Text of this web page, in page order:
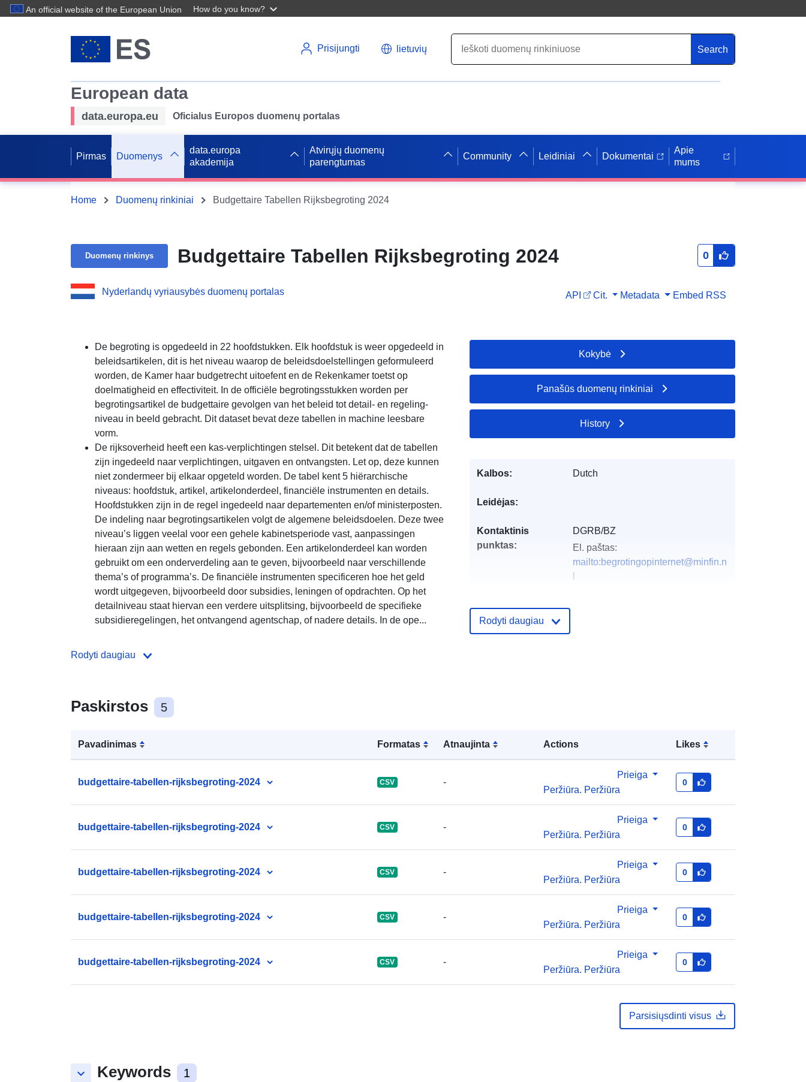
An official website of the European Union How do you know?
Prisijungti lietuvių Search
European data
data.europa.eu Oficialus Europos duomenų portalas
Pirmas Duomenys
data.europa
akademija
Atvirųjų duomenų
parengtumas
Community Leidiniai Dokumentai
Apie
mums
Home Duomenų rinkiniai Budgettaire Tabellen Rijksbegroting 2024
Duomenų rinkinys Budgettaire Tabellen Rijksbegroting 2024 0
Nyderlandų vyriausybės duomenų portalas API Cit. Metadata Embed RSS
De begroting is opgedeeld in 22 hoofdstukken. Elk hoofdstuk is weer opgedeeld in
beleidsartikelen, dit is het niveau waarop de beleidsdoelstellingen geformuleerd
worden, de Kamer haar budgetrecht uitoefent en de Rekenkamer toetst op
doelmatigheid en effectiviteit. In de officiële begrotingsstukken worden per
begrotingsartikel de budgettaire gevolgen van het beleid tot detail- en regeling-
niveau in beeld gebracht. Dit dataset bevat deze tabellen in machine leesbare
vorm.
De rijksoverheid heeft een kas-verplichtingen stelsel. Dit betekent dat de tabellen
zijn ingedeeld naar verplichtingen, uitgaven en ontvangsten. Let op, deze kunnen
niet zondermeer bij elkaar opgeteld worden. De tabel kent 5 hiërarchische
niveaus: hoofdstuk, artikel, artikelonderdeel, financiële instrumenten en details.
Hoofdstukken zijn in de regel ingedeeld naar departementen en/of ministerposten.
De indeling naar begrotingsartikelen volgt de algemene beleidsdoelen. Deze twee
niveau’s liggen veelal voor een gehele kabinetsperiode vast, aanpassingen
hieraan zijn aan wetten en regels gebonden. Een artikelonderdeel kan worden
gebruikt om een onderverdeling aan te geven, bijvoorbeeld naar verschillende
thema’s of programma’s. De financiële instrumenten specificeren hoe het geld
wordt uitgegeven, bijvoorbeeld door subsidies, leningen of opdrachten. Op het
detailniveau staat hiervan een verdere uitsplitsing, bijvoorbeeld de specifieke
subsidieregelingen, het ontvangend agentschap, of nadere details. In de ope...
Rodyti daugiau
Paskirstos 5
Pavadinimas Formatas Atnaujinta Actions Likes
budgettaire-tabellen-rijksbegroting-2024 CSV -
Prieiga
Peržiūra. Peržiūra
0
budgettaire-tabellen-rijksbegroting-2024 CSV -
Prieiga
Peržiūra. Peržiūra
0
budgettaire-tabellen-rijksbegroting-2024 CSV -
Prieiga
Peržiūra. Peržiūra
0
budgettaire-tabellen-rijksbegroting-2024 CSV -
Prieiga
Peržiūra. Peržiūra
0
budgettaire-tabellen-rijksbegroting-2024 CSV -
Prieiga
Peržiūra. Peržiūra
0
Parsisiųsdinti visus
keyboard_arrow_down Keywords 1
Kokybė
Panašūs duomenų rinkiniai
History
Kalbos: Dutch
Leidėjas:
Kontaktinis
punktas:
DGRB/BZ
El. paštas:
mailto:begrotingopinternet@minfin.n
Katalogo įrašas:
Rodyti daugiau